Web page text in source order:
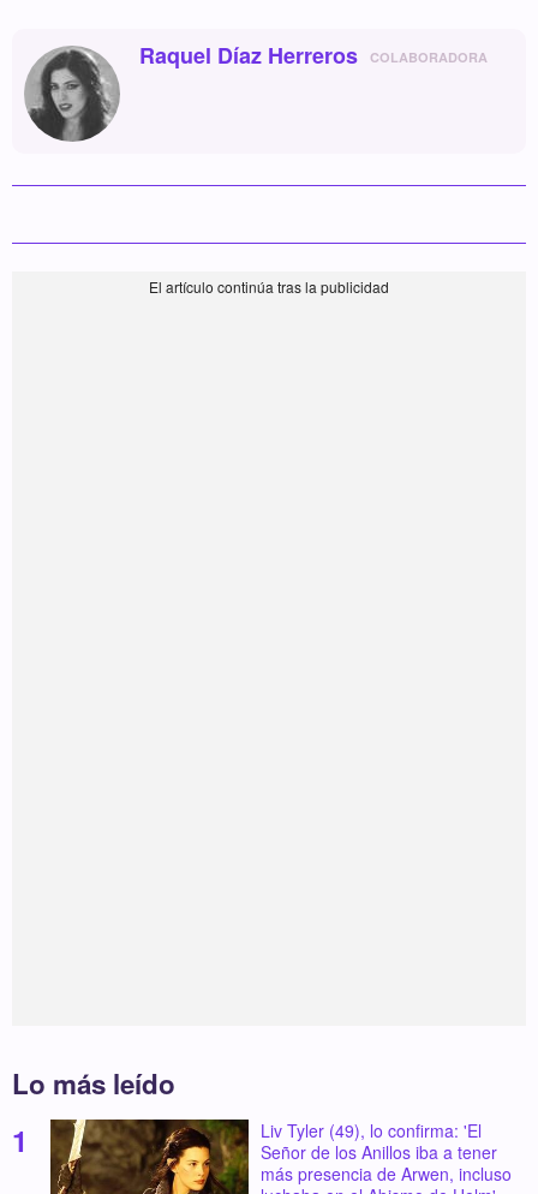
Raquel Díaz Herreros COLABORADORA
Lo más leído
Liv Tyler (49), lo confirma: 'El
Señor de los Anillos iba a tener
más presencia de Arwen, incluso